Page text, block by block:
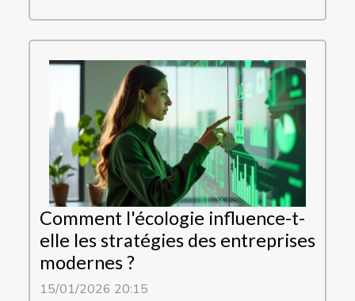
Comment l'écologie influence-t-
elle les stratégies des entreprises
modernes ?
15/01/2026 20:15